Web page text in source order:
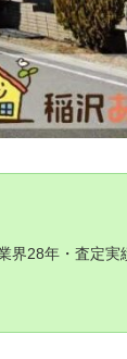
界28年・査定実